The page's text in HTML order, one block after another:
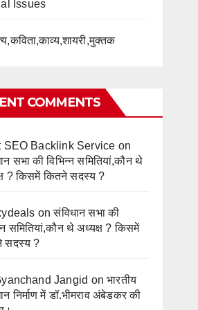
Issues
COMMENTS
SEO Backlink Service on
सभा की विभिन्न समितियां,कौन थे
? किसमें कितने सदस्य ?
onसंविधान सभा की
समितियां,कौन थे अध्यक्ष ? किसमें
सदस्य ?
Jangid onभारतीय
निर्माण में डॉ.भीमराव अंबेडकर की